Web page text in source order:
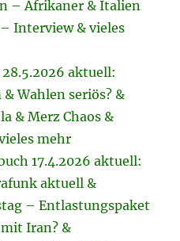
– Afrikaner & Italien
Interview & vieles
28.5.2026 aktuell:
Wahlen seriös? &
& Merz Chaos &
mehr
17.4.2026 aktuell:
aktuell &
– Entlastungspaket
Iran? &